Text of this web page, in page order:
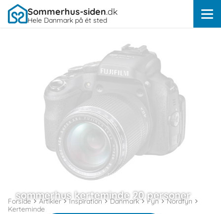
Sommerhus-siden.dk
Hele Danmark på ét sted
sommerhus kerteminde 20 personer
Forside Artikler Inspiration Danmark Fyn
Nordfyn
Kerteminde